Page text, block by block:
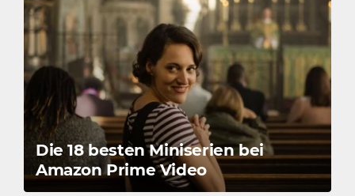
Die 18 besten Miniserien bei
Amazon Prime Video